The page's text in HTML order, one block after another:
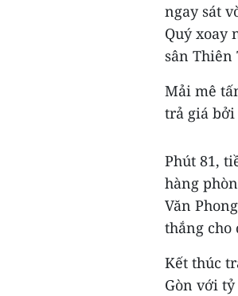
ngay sát
Quý xoay
sân Thiên
Mải mê
trả giá bởi
Phút 81,
hàng
Văn
thắng cho
Kết thúc
Gòn với